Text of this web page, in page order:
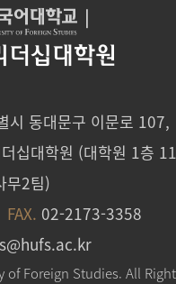
더십대학원
시 동대문구 이문로 107,
십대학원 (대학원 1층
무2팀)
FAX. 02-2173-3358
Foreign Studies. All